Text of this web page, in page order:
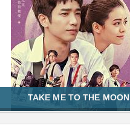
TAKE ME TO THE MOON